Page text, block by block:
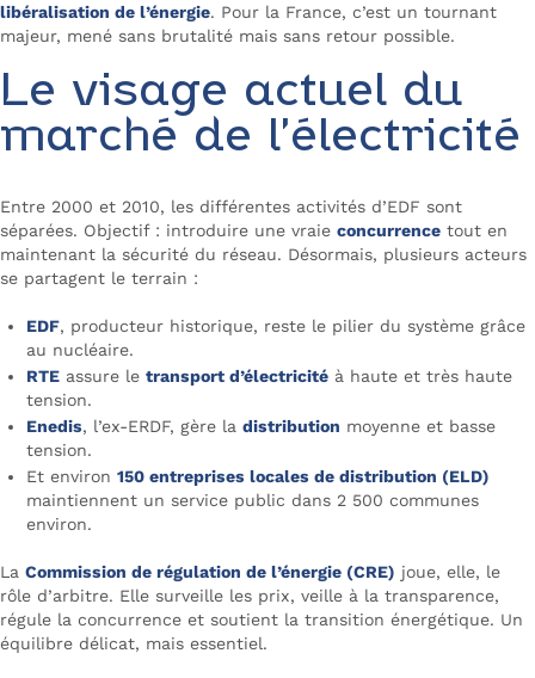
libéralisation de l’énergie. Pour la France, c’est un tournant
majeur, mené sans brutalité mais sans retour possible.
Le visage actuel du
marché de l’électricité
Entre 2000 et 2010, les différentes activités d’EDF sont
séparées. Objectif : introduire une vraie concurrence tout en
maintenant la sécurité du réseau. Désormais, plusieurs acteurs
se partagent le terrain :
EDF, producteur historique, reste le pilier du système grâce
au nucléaire.
RTE assure le transport d’électricité à haute et très haute
tension.
Enedis, l’ex-ERDF, gère la distribution moyenne et basse
tension.
Et environ 150 entreprises locales de distribution (ELD)
maintiennent un service public dans 2 500 communes
environ.
La Commission de régulation de l’énergie (CRE) joue, elle, le
rôle d’arbitre. Elle surveille les prix, veille à la transparence,
régule la concurrence et soutient la transition énergétique. Un
équilibre délicat, mais essentiel.